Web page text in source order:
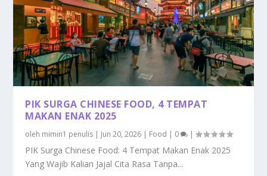
PIK SURGA CHINESE FOOD, 4 TEMPAT
MAKAN ENAK 2025
oleh mimin1 penulis | Jun 20, 2026 | Food | 0 |
PIK Surga Chinese Food: 4 Tempat Makan Enak 2025
Yang Wajib Kalian Jajal Cita Rasa Tanpa...